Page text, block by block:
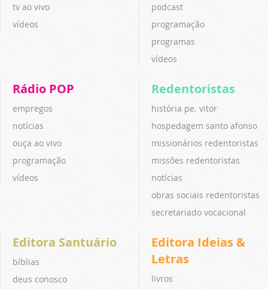
tv ao vivo
vídeos
podcast
programação
programas
vídeos
Rádio POP
empregos
notícias
ouça ao vivo
programação
vídeos
Redentoristas
história pe. vitor
hospedagem santo afonso
missionários redentoristas
missões redentoristas
notícias
obras sociais redentoristas
secretariado vocacional
Editora Santuário
bíblias
deus conosco
Editora Ideias &
Letras
livros